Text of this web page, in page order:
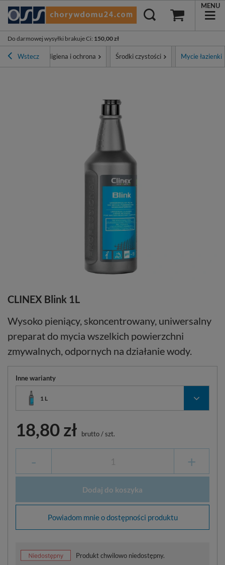
Do darmowej wysyłki brakuje Ci: 150,00 zł
MENU
Wstecz
główna Higiena i ochrona Środki czystości Mycie łazienki
CLINEX Blink 1L
Wysoko pieniący, skoncentrowany, uniwersalny
preparat do mycia wszelkich powierzchni
zmywalnych, odpornych na działanie wody.
Inne warianty
1 L
18,80 zł brutto/szt.
- +
Dodaj do koszyka
Powiadom mnie o dostępności produktu
Produkt chwilowo niedostępny.